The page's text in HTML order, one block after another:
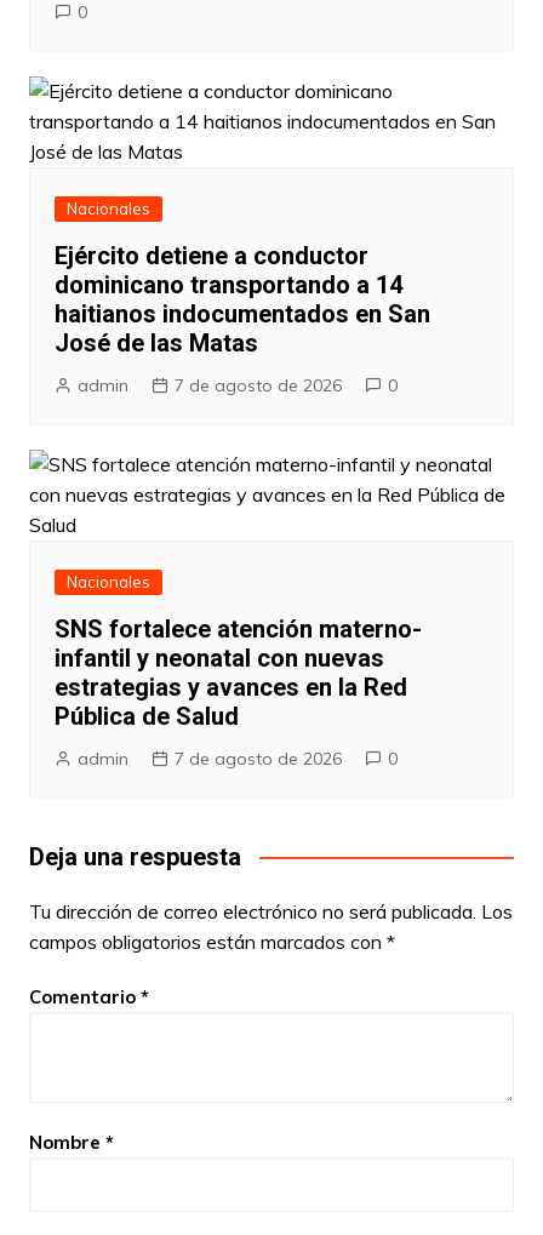
0
Nacionales
Ejército detiene a conductor
dominicano transportando a 14
haitianos indocumentados en San
José de las Matas
admin 7 de agosto de 2026 0
Nacionales
SNS fortalece atención materno-
infantil y neonatal con nuevas
estrategias y avances en la Red
Pública de Salud
admin 7 de agosto de 2026 0
Deja una respuesta
Tu dirección de correo electrónico no será publicada. Los
campos obligatorios están marcados con *
Comentario *
Nombre *